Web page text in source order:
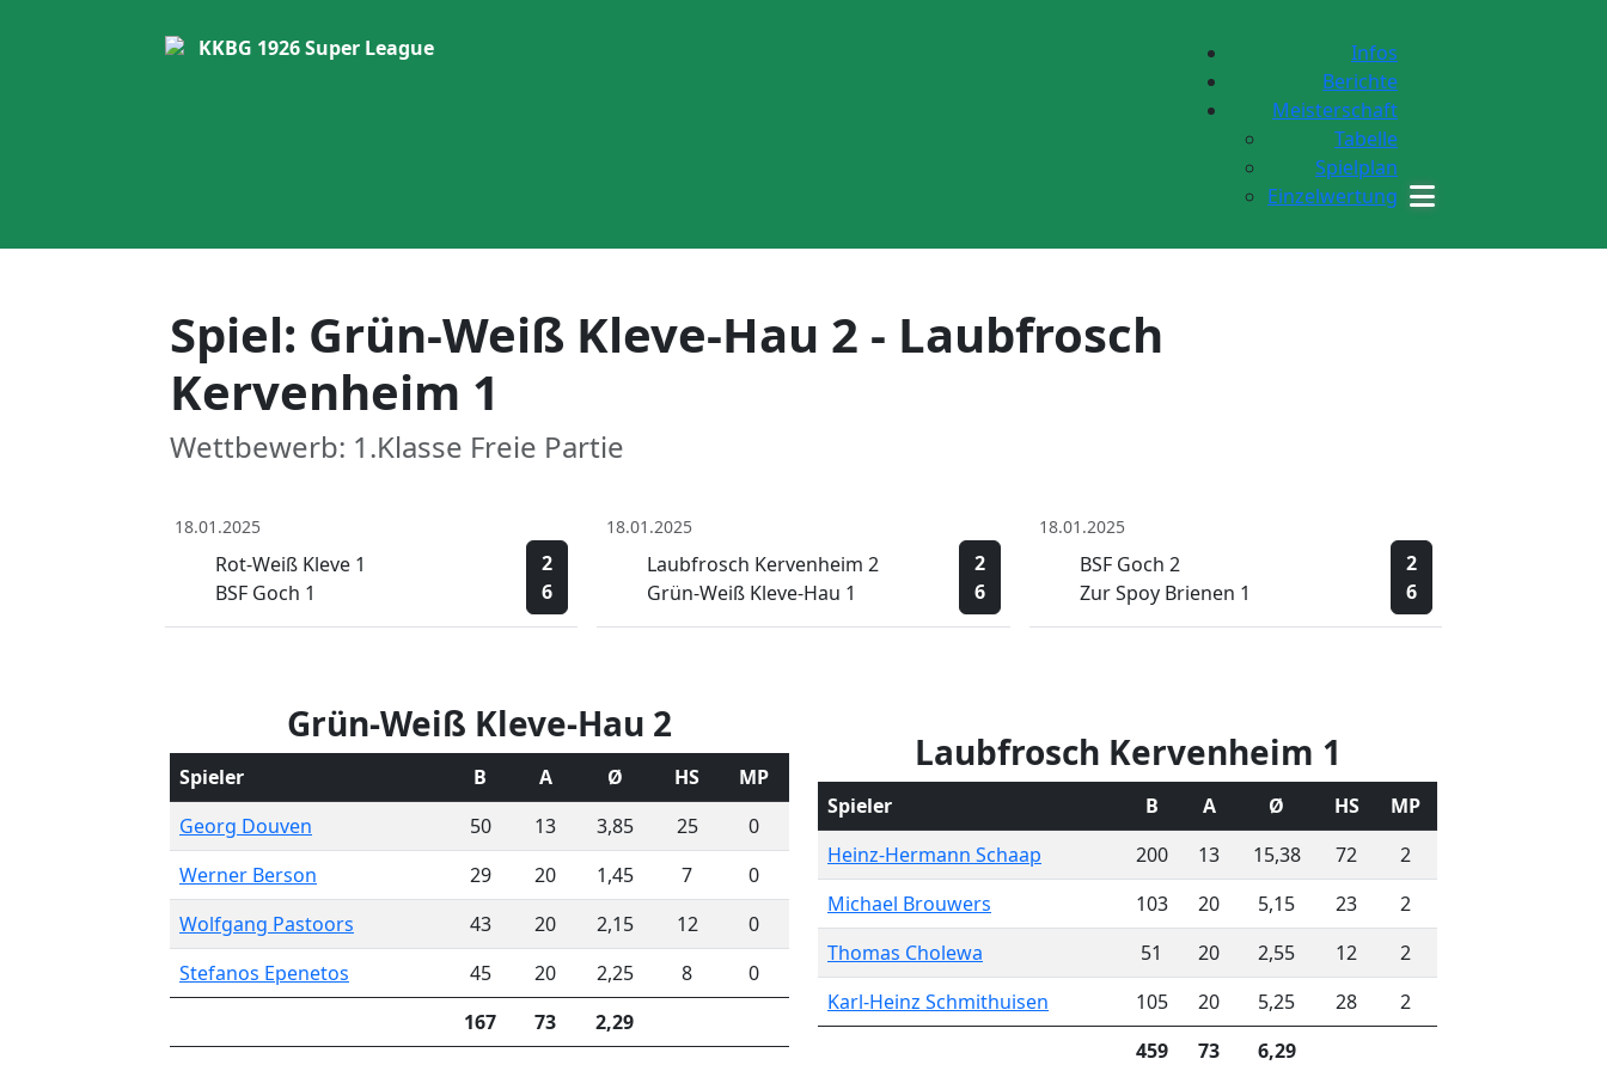
KKBG 1926Super League
Infos
Berichte
Meisterschaft
Tabelle
Spielplan
Einzelwertung
Spiel: Grün-Weiß Kleve-Hau 2 - Laubfrosch
Kervenheim 1
Wettbewerb: 1.Klasse Freie Partie
18.01.2025
Rot-Weiß Kleve 1
BSF Goch 1
2
6
18.01.2025
Laubfrosch Kervenheim 2
Grün-Weiß Kleve-Hau 1
2
6
18.01.2025
BSF Goch 2
Zur Spoy Brienen 1
2
6
Grün-Weiß Kleve-Hau 2
Spieler B A Ø HS
MP
Georg Douven
50 13 3,85 25
0
Werner Berson
29 20 1,45 7
0
Wolfgang Pastoors
43 20 2,15 12
0
Stefanos Epenetos
45 20 2,25 8
0
167
73 2,29
Laubfrosch Kervenheim 1
Spieler B A Ø HS
MP
Heinz-Hermann Schaap
200 13 15,38 72
2
Michael Brouwers
103 20 5,15 23
2
Thomas Cholewa
51 20 2,55 12
2
Karl-Heinz Schmithuisen
105 20 5,25 28
2
459
73 6,29